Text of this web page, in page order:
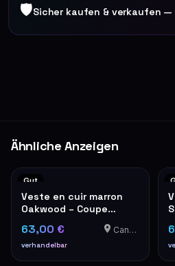
🛡Sicher kaufen & verkaufen —
Ähnliche Anzeigen
Gut
Veste en cuir marron
Oakwood – Coupe
63,00 €
verhandelbar
Canach